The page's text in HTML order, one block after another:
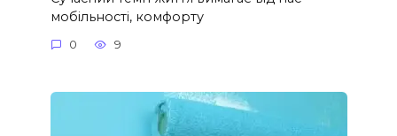
мобільності, комфорту
0 9